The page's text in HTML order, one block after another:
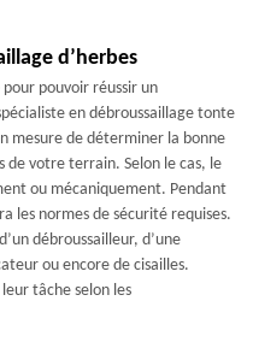
d’herbes
pouvoir réussir un
en débroussaillage tonte
mesure de déterminer la bonne
de votre terrain. Selon le cas, le
ou mécaniquement. Pendant
les normes de sécurité requises.
débroussailleur, d’une
ou encore de cisailles.
tâche selon les